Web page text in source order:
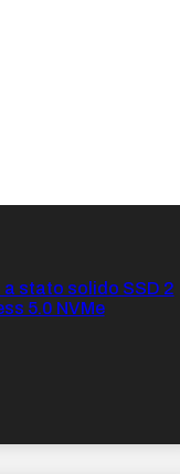
stato solido SSD 2
5.0 NVMe